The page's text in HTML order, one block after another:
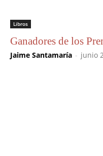
Libros
Ganadores de los
Jaime Santamaría - junio